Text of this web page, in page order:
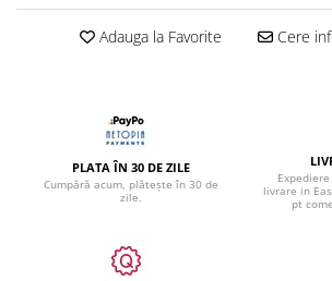
Adauga la Favorite Cere
PLATA ÎN 30 DE ZILE
Cumpără acum, plătește în 30 de
zile.
livrare in
pt